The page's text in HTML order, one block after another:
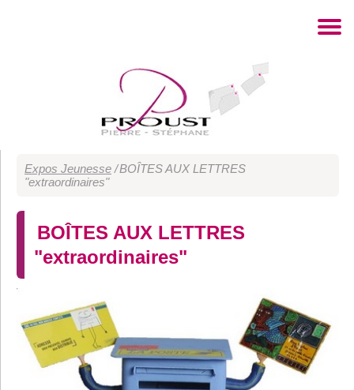
Expos Jeunesse /BOÎTES AUX LETTRES
"extraordinaires"
BOÎTES AUX LETTRES
"extraordinaires"